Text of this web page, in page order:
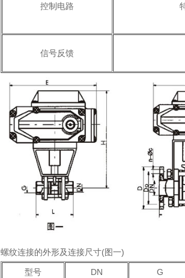
控制电路
信号反馈
螺纹连接的外形及连接尺寸(图一)
型号 DN G